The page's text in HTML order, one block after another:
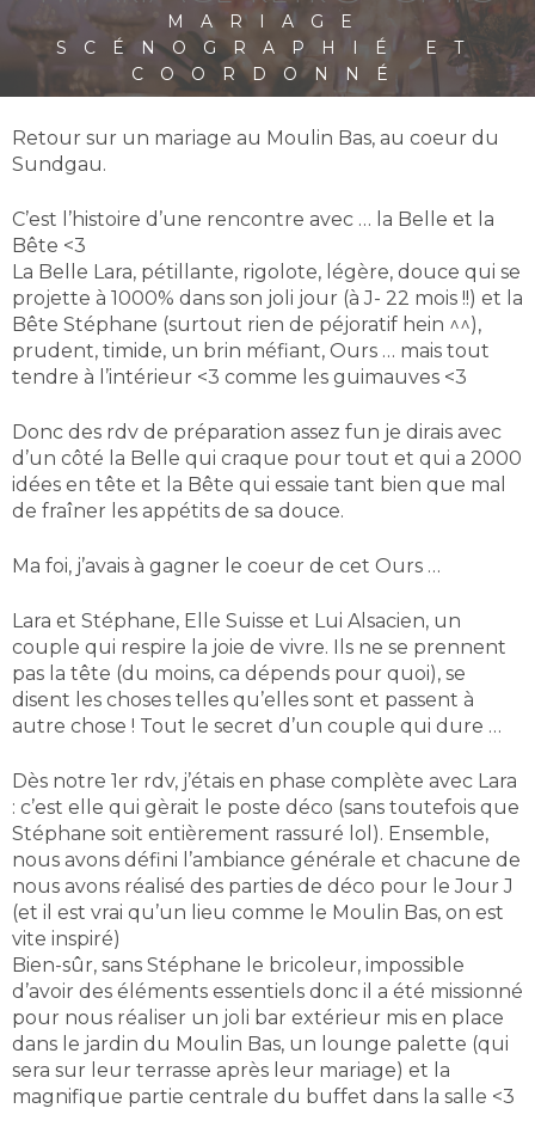
MARIAGE
SCÉNOGRAPHIÉ ET
COORDONNÉ
Retour sur un mariage au Moulin Bas, au coeur du
Sundgau.
C’est l’histoire d’une rencontre avec … la Belle et la
Bête <3
La Belle Lara, pétillante, rigolote, légère, douce qui se
projette à 1000% dans son joli jour (à J- 22 mois !!) et la
Bête Stéphane (surtout rien de péjoratif hein ^^),
prudent, timide, un brin méfiant, Ours … mais tout
tendre à l’intérieur <3 comme les guimauves <3
Donc des rdv de préparation assez fun je dirais avec
d’un côté la Belle qui craque pour tout et qui a 2000
idées en tête et la Bête qui essaie tant bien que mal
de fraîner les appétits de sa douce.
Ma foi, j’avais à gagner le coeur de cet Ours …
Lara et Stéphane, Elle Suisse et Lui Alsacien, un
couple qui respire la joie de vivre. Ils ne se prennent
pas la tête (du moins, ca dépends pour quoi), se
disent les choses telles qu’elles sont et passent à
autre chose ! Tout le secret d’un couple qui dure …
Dès notre 1er rdv, j’étais en phase complète avec Lara
: c’est elle qui gèrait le poste déco (sans toutefois que
Stéphane soit entièrement rassuré lol). Ensemble,
nous avons défini l’ambiance générale et chacune de
nous avons réalisé des parties de déco pour le Jour J
(et il est vrai qu’un lieu comme le Moulin Bas, on est
vite inspiré)
Bien-sûr, sans Stéphane le bricoleur, impossible
d’avoir des éléments essentiels donc il a été missionné
pour nous réaliser un joli bar extérieur mis en place
dans le jardin du Moulin Bas, un lounge palette (qui
sera sur leur terrasse après leur mariage) et la
magnifique partie centrale du buffet dans la salle <3